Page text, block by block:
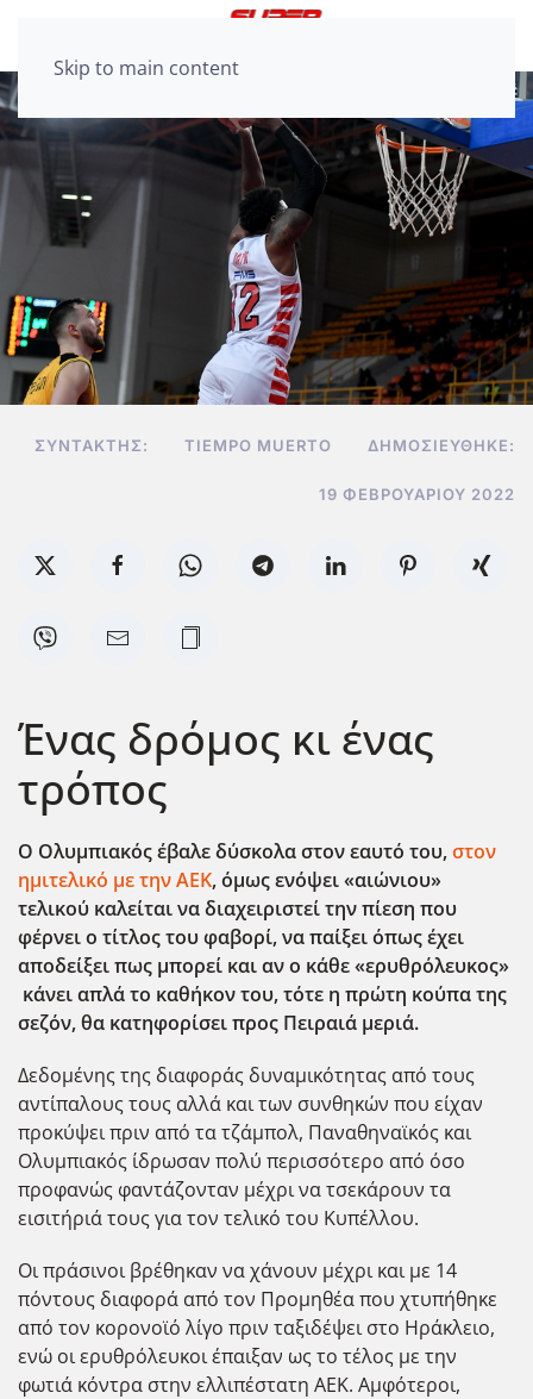
Skip to main content
ΣΥΝΤΆΚΤΗΣ: TIEMPO MUERTO ΔΗΜΟΣΙΕΎΘΗΚΕ:
19 ΦΕΒΡΟΥΑΡΊΟΥ 2022
Ένας δρόμος κι ένας
τρόπος
Ο Ολυμπιακός έβαλε δύσκολα στον εαυτό του,στον
ημιτελικό με την ΑΕΚ, όμως ενόψει «αιώνιου»
τελικού καλείται να διαχειριστεί την πίεση που
φέρνει ο τίτλος του φαβορί, να παίξει όπως έχει
αποδείξει πως μπορεί και αν ο κάθε «ερυθρόλευκος»
κάνει απλά το καθήκον του, τότε η πρώτη κούπα της
σεζόν, θα κατηφορίσει προς Πειραιά μεριά.
Δεδομένης της διαφοράς δυναμικότητας από τους
αντίπαλους τους αλλά και των συνθηκών που είχαν
προκύψει πριν από τα τζάμπολ, Παναθηναϊκός και
Ολυμπιακός ίδρωσαν πολύ περισσότερο από όσο
προφανώς φαντάζονταν μέχρι να τσεκάρουν τα
εισιτήριά τους για τον τελικό του Κυπέλλου.
Οι πράσινοι βρέθηκαν να χάνουν μέχρι και με 14
πόντους διαφορά από τον Προμηθέα που χτυπήθηκε
από τον κορονοϊό λίγο πριν ταξιδέψει στο Ηράκλειο,
ενώ οι ερυθρόλευκοι έπαιξαν ως το τέλος με την
φωτιά κόντρα στην ελλιπέστατη ΑΕΚ. Αμφότεροι,